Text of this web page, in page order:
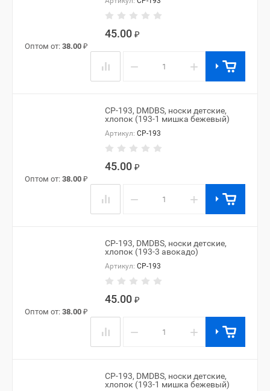
45.00 ₽
Оптом от: 38.00 ₽
− +
CP-193, DMDBS, носки детские,
хлопок (193-1 мишка бежевый)
Артикул: CP-193
45.00 ₽
Оптом от: 38.00 ₽
− +
CP-193, DMDBS, носки детские,
хлопок (193-3 авокадо)
Артикул: CP-193
45.00 ₽
Оптом от: 38.00 ₽
− +
CP-193, DMDBS, носки детские,
хлопок (193-1 мишка бежевый)